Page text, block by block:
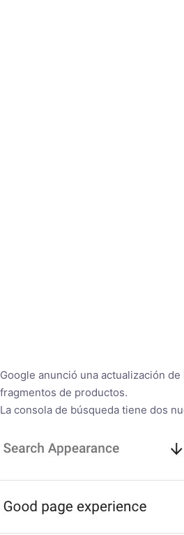
Google anunció una actualización
fragmentos de productos.
La consola de búsqueda tiene dos